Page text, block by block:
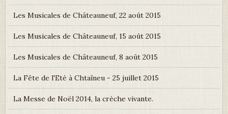
Les Musicales de Châteauneuf, 22 août 2015
Les Musicales de Châteauneuf, 15 août 2015
Les Musicales de Châteauneuf, 8 août 2015
La Fête de l'Eté à Chtaîneu - 25 juillet 2015
La Messe de Noël 2014, la crèche vivante.